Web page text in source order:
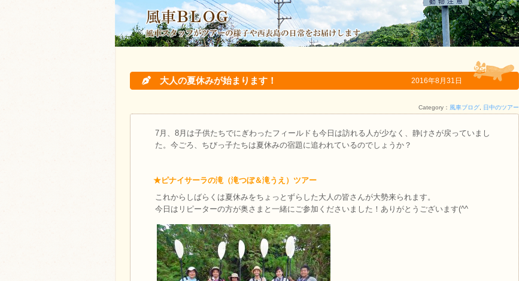
大人の夏休みが始まります！ 2016年8月31日
Category： 風車ブログ 日中のツアー
7月、8月は子供たちでにぎわったフィールドも今日は訪れる人が少なく、静けさが戻っていまし
た。今ごろ、ちびっ子たちは夏休みの宿題に追われているのでしょうか？
★ピナイサーラの滝（滝つぼ＆滝うえ）ツアー
これからしばらくは夏休みをちょっとずらした大人の皆さんが大勢来られます。
今日はリピーターの方が奥さまと一緒にご参加くださいました！ありがとうございます(^^